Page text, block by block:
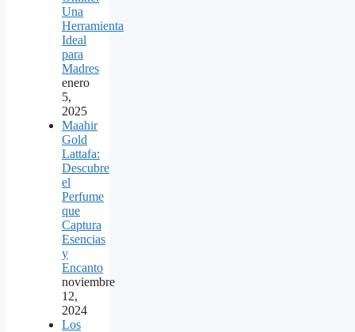
Una
Herramienta
Ideal
para
Madres
enero
5,
2025
Maahir
Gold
Lattafa:
Descubre
el
Perfume
que
Captura
Esencias
y
Encanto
noviembre
12,
2024
Los